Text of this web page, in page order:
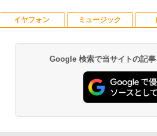
Type-C データ
（最大128GB
￥13,800
【マラソンP5
ノートパソコ
1
りゅうおうの
ク付き特装版
]
￥5,500
イヤフォン
Anker
全ワイヤレスイ
セリング 3.5 / マ
間再生 / コンパク
5 防塵防水位規格
ミュージック
BRUCE WAYNE
[Explicit]
￥250
by Amazon 天然
富士山の天然水
ウォーター ペッ
ットル (Smart
￥1,380
薬屋のひとりご
ンガンコミック
￥770
Google 検索で当サイトの記